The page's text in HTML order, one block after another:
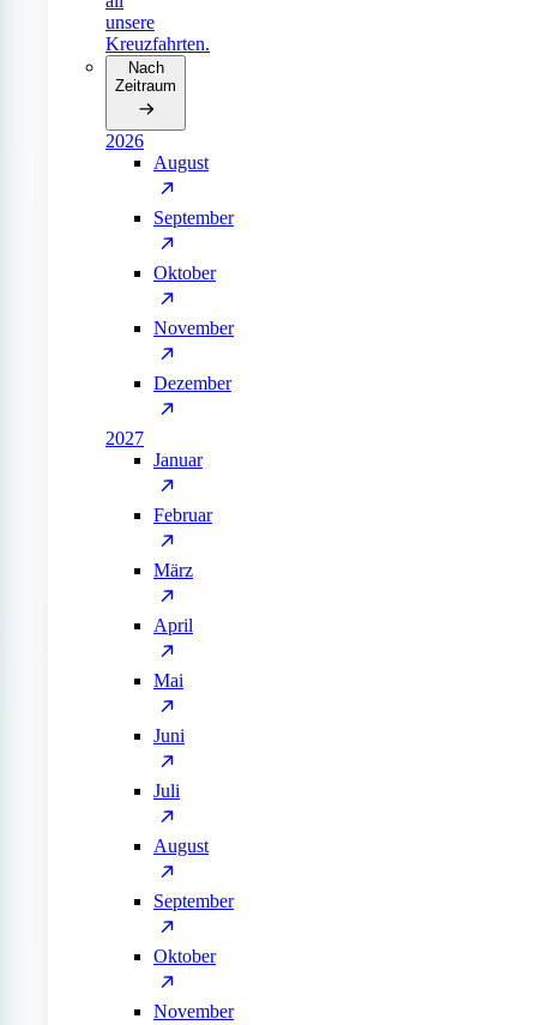
unsere
Kreuzfahrten.
Nach
Zeitraum
2026
August
September
Oktober
November
Dezember
2027
Januar
Februar
März
April
Mai
Juni
Juli
August
September
Oktober
November